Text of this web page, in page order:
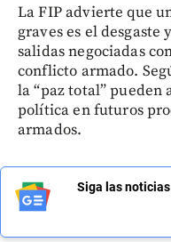
La FIP advierte que
graves es el
salidas negociadas
conflicto armado.
la “paz total”
política en futuros
armados.
Siga las noticias